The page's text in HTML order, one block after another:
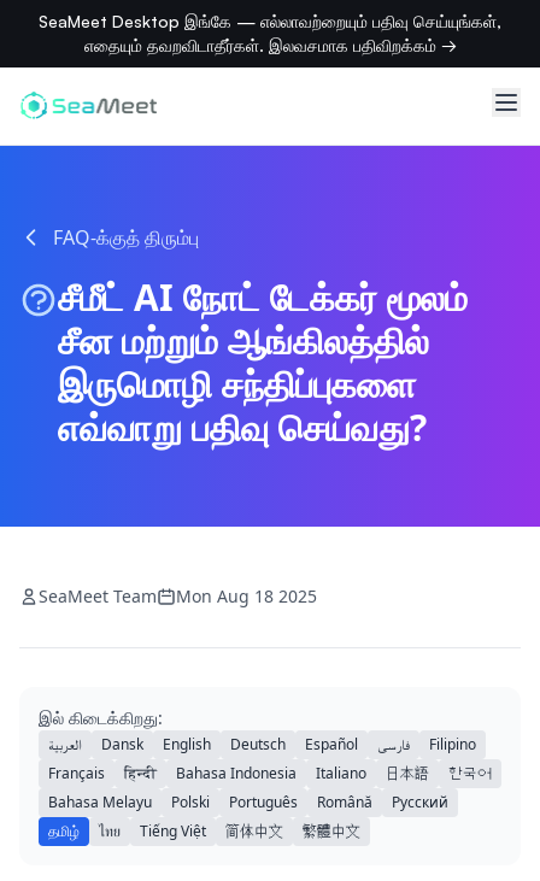
SeaMeet Desktop இங்கே — எல்லாவற்றையும் பதிவு செய்யுங்கள்,
எதையும் தவறவிடாதீர்கள். இலவசமாக பதிவிறக்கம் →
FAQ-க்குத் திரும்பு
சீமீட் AI நோட் டேக்கர் மூலம்
சீன மற்றும் ஆங்கிலத்தில்
இருமொழி சந்திப்புகளை
எவ்வாறு பதிவு செய்வது?
SeaMeet Team Mon Aug 18 2025
இல் கிடைக்கிறது:
العربية Dansk English Deutsch Español فارسی
Filipino
Français
हिन्दी Bahasa Indonesia Italiano 日本語
한국어
Bahasa Melayu
Polski Português Română
Русский
தமிழ்
ไทย Tiếng Việt 简体中文 繁體中文